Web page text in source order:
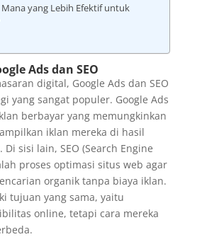
yang Lebih Efektif untuk
Ads dan SEO
digital, Google Ads dan SEO
yang sangat populer. Google Ads
berbayar yang memungkinkan
iklan mereka di hasil
Di sisi lain, SEO (Search Engine
proses optimasi situs web agar
organik tanpa biaya iklan.
tujuan yang sama, yaitu
online, tetapi cara mereka